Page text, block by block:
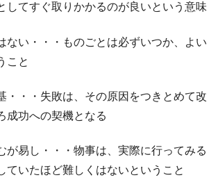
してすぐ取りかかるのが良いという意味
ない・・・ものごとは必ずいつか、よい
こと
・・・失敗は、その原因をつきとめて改
成功への契機となる
が易し・・・物事は、実際に行ってみる
ていたほど難しくはないということ